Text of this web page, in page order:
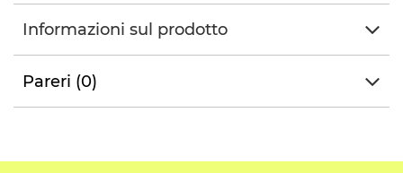
Informazioni sul prodotto
Pareri (0)